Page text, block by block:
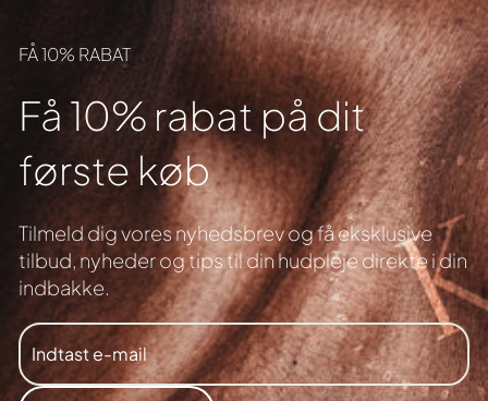
FÅ 10% RABAT
Få 10% rabat på dit
første køb
Tilmeld dig vores nyhedsbrev og få eksklusive
tilbud,nyheder og tips til din hudpleje direkte i din
indbakke.
INDTAST
E-
MAIL
TILMELD